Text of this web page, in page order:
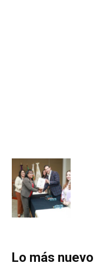
Lo más nuevo